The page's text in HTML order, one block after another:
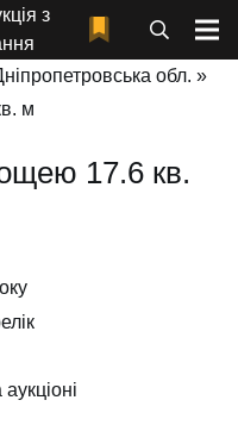
з
обл. »
м
17.6 кв.